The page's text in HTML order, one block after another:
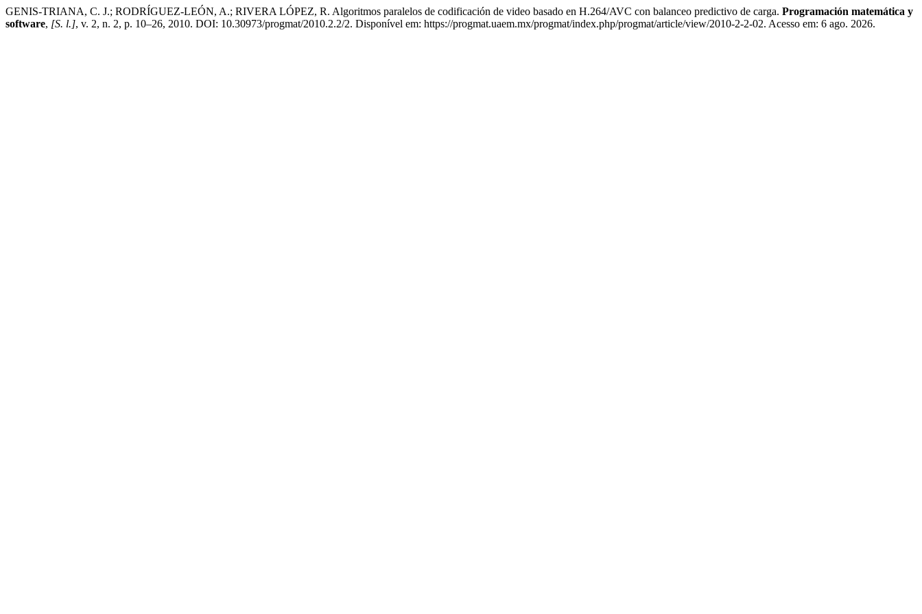
GENIS-TRIANA, C. J.; RODRÍGUEZ-LEÓN, A.; RIVERA LÓPEZ, R. Algoritmos paralelos de codificación de video basado en H.264/AVC con balanceo predictivo de carga. Programación matemática y
software, [S. l.], v. 2, n. 2, p. 10–26, 2010. DOI: 10.30973/progmat/2010.2.2/2. Disponível em: https://progmat.uaem.mx/progmat/index.php/progmat/article/view/2010-2-2-02. Acesso em: 6 ago. 2026.